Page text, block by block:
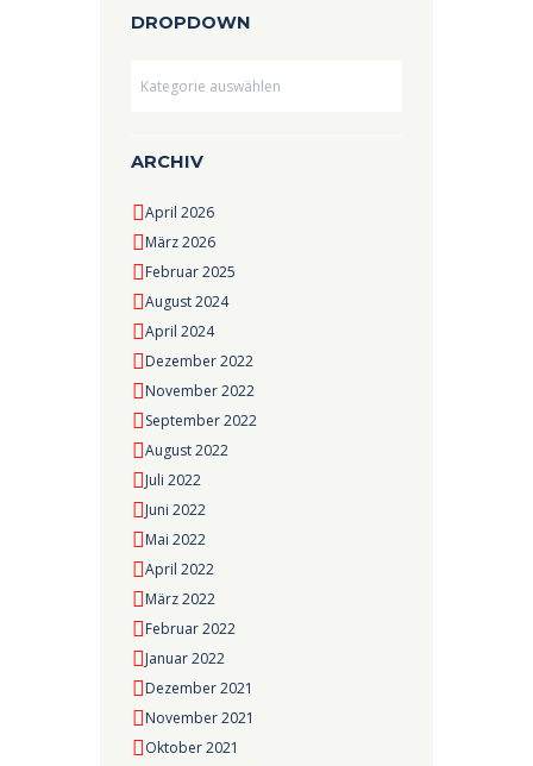
DROPDOWN
ARCHIV
April 2026
März 2026
Februar 2025
August 2024
April 2024
Dezember 2022
November 2022
September 2022
August 2022
Juli 2022
Juni 2022
Mai 2022
April 2022
März 2022
Februar 2022
Januar 2022
Dezember 2021
November 2021
Oktober 2021